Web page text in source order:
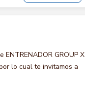
GROUP X
lo cual te invitamos a